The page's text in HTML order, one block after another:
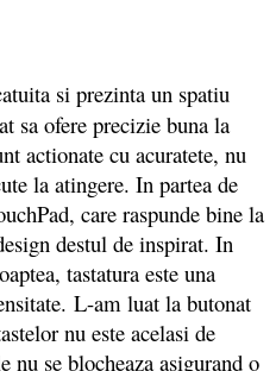
si prezinta un spatiu
sa ofere precizie buna la
actionate cu acuratete, nu
la atingere. In partea de
care raspunde bine la
destul de inspirat. In
tastatura este una
L-am luat la butonat
nu este acelasi de
nu se blocheaza asigurand o